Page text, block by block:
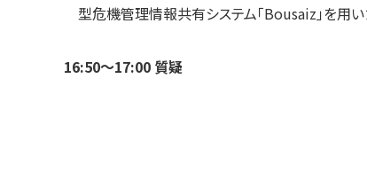
型危機管理情報共有システム「Bousaiz」を用
16:50～17:00 質疑